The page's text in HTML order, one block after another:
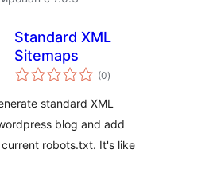
Standard XML
Sitemaps
(0общий
рейтинг
)
standard XML
blog and add
robots.txt. It's like